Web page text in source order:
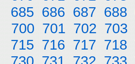
685 686 687 688
700 701 702 703
715 716 717 718